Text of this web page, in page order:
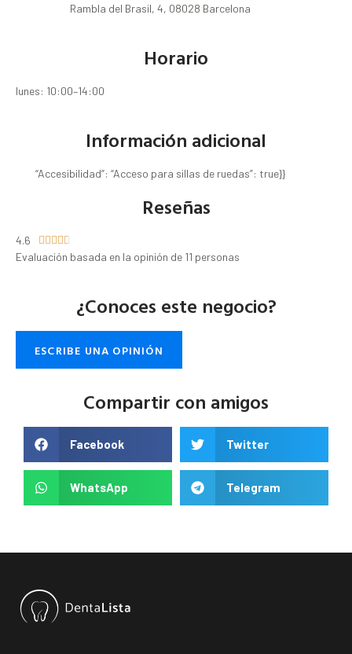
Rambla del Brasil, 4, 08028 Barcelona
Horario
lunes: 10:00–14:00
Información adicional
“Accesibilidad”: “Acceso para sillas de ruedas”: true}}
Reseñas
4.6 
Evaluación basada en la opinión de 11 personas
¿Conoces este negocio?
ESCRIBE UNA OPINIÓN
Compartir con amigos
Facebook Twitter
WhatsApp Telegram